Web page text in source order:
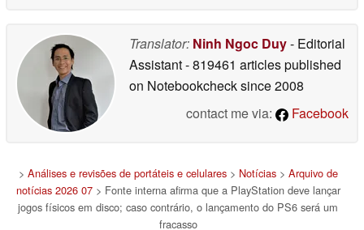
Translator: Ninh Ngoc Duy- Editorial
Assistant- 819461 articles published
on Notebookchecksince 2008
contact me via:
Facebook
> Análises e revisões de portáteis e celulares> Notícias> Arquivo de
notícias 2026 07> Fonte interna afirma que a PlayStation deve lançar
jogos físicos em disco; caso contrário, o lançamento do PS6 será um
fracasso